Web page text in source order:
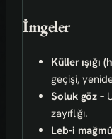
İmgeler
Küller ışığı
geçişi,
Soluk göz –
zayıflığı.
Leb-i